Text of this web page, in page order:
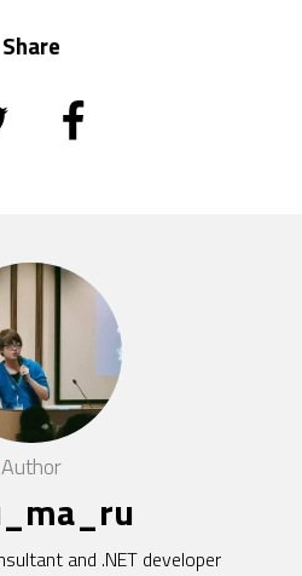
Share
Author
and .NET developer